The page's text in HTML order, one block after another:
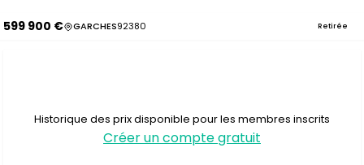
599 900 € GARCHES92380 Retirée
Historique des prix disponible pour les membres inscrits
Créer un compte gratuit